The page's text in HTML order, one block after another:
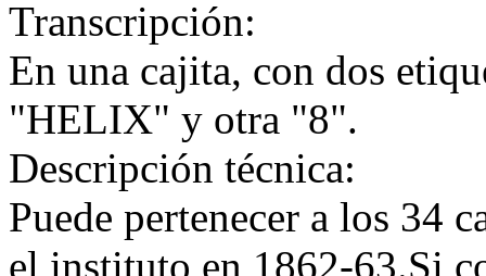
Transcripción:
En una cajita, con dos
"HELIX" y otra "8".
Descripción técnica:
Puede pertenecer a los 34
el instituto en 1862-63.Si